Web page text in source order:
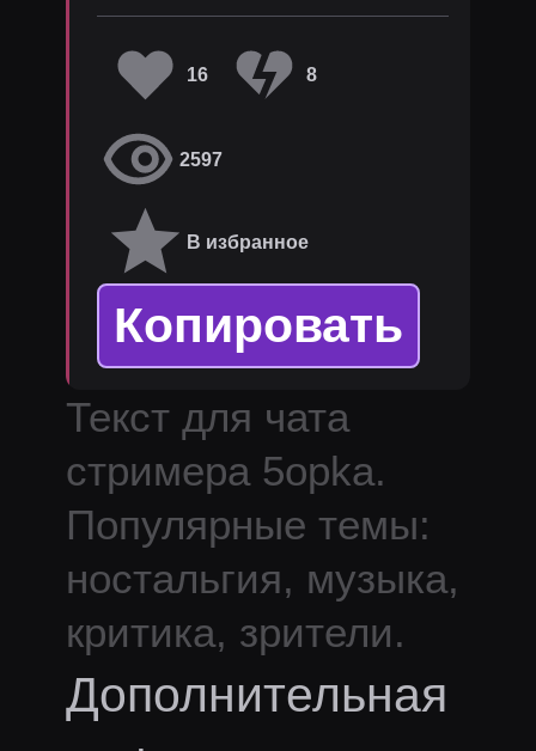
16 8
2597
В избранное
Копировать
Текст для чата
стримера 5opka.
Популярные темы:
ностальгия, музыка,
критика, зрители.
Дополнительная